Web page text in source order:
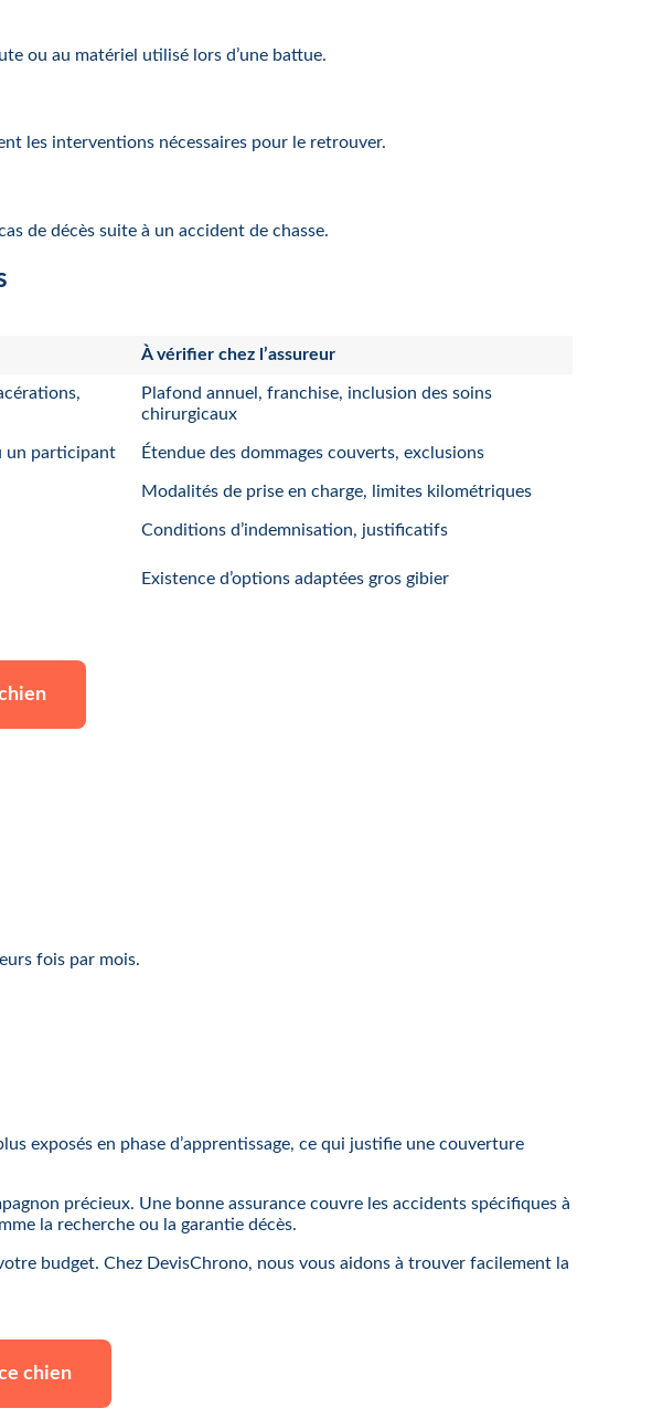
ou au matériel utilisé lors d’une battue.
les interventions nécessaires pour le retrouver.
de décès suite à un accident de chasse.
À vérifier chez l’assureur
Plafond annuel, franchise, inclusion des soins
chirurgicaux
un participant Étendue des dommages couverts, exclusions
Modalités de prise en charge, limites kilométriques
Conditions d’indemnisation, justificatifs
Existence d’options adaptées gros gibier
fois par mois.
exposés en phase d’apprentissage, ce qui justifie une couverture
précieux. Une bonne assurance couvre les accidents spécifiques à
la recherche ou la garantie décès.
budget. Chez DevisChrono, nous vous aidons à trouver facilement la
chien